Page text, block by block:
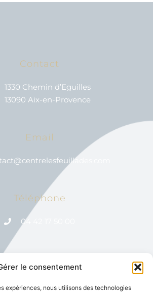
le consentement
expériences, nous utilisons des technologies
Contact
1330 Chemin d’Eguilles
13090 Aix-en-Provence
Email
Téléphone
04 42 17 50 00